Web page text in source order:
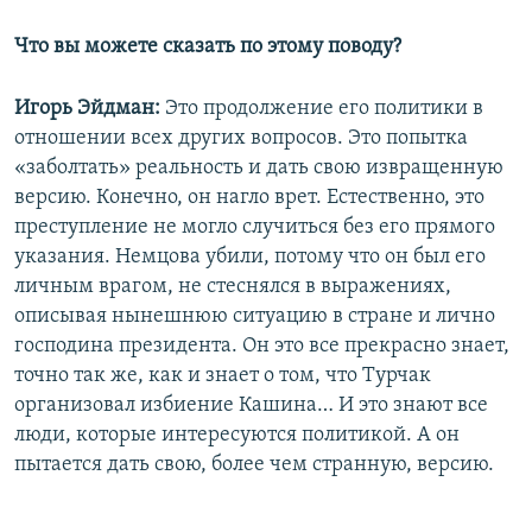
Что вы можете сказать по этому поводу?
Игорь Эйдман: Это продолжение его политики в
отношении всех других вопросов. Это попытка
«заболтать» реальность и дать свою извращенную
версию. Конечно, он нагло врет. Естественно, это
преступление не могло случиться без его прямого
указания. Немцова убили, потому что он был его
личным врагом, не стеснялся в выражениях,
описывая нынешнюю ситуацию в стране и лично
господина президента. Он это все прекрасно знает,
точно так же, как и знает о том, что Турчак
организовал избиение Кашина… И это знают все
люди, которые интересуются политикой. А он
пытается дать свою, более чем странную, версию.